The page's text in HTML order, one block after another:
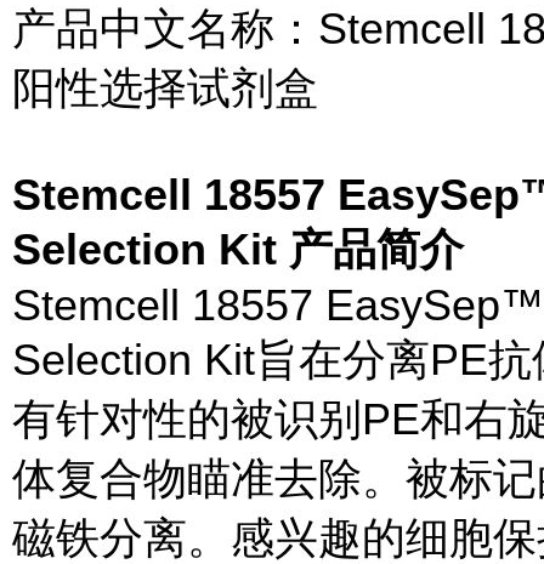
产品中文名称：Stemcell
阳性选择试剂盒
Stemcell 18557
Selection Kit 产品简介
Stemcell 18557
Selection Kit旨在分离PE
有针对性的被识别PE和右
体复合物瞄准去除。被标
磁铁分离。感兴趣的细胞